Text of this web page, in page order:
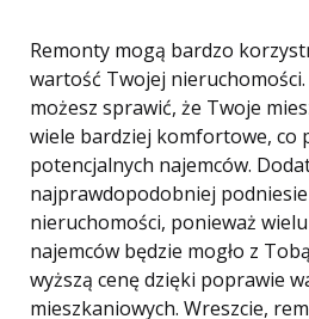
Remonty mogą bardzo
wartość Twojej
możesz sprawić, że Twoje
wiele bardziej komfortowe, co
potencjalnych najemców.
najprawdopodobniej
nieruchomości, ponieważ
najemców będzie mogło z
wyższą cenę dzięki poprawie
mieszkaniowych. Wreszcie,